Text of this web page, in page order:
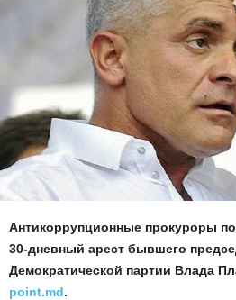
Антикоррупционные прокуроры
30-дневный арест бывшего
Демократической партии Влада
point.md.